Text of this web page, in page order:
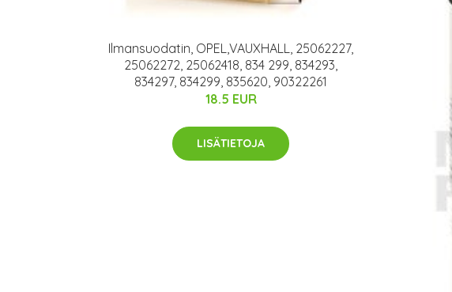
Ilmansuodatin, OPEL,VAUXHALL, 25062227,
25062272, 25062418, 834 299, 834293,
834297, 834299, 835620, 90322261
18.5 EUR
LISÄTIETOJA